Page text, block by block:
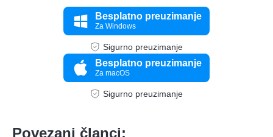
Besplatno preuzimanje
Za Windows
Sigurno preuzimanje
Besplatno preuzimanje
Za macOS
Sigurno preuzimanje
Povezani članci: